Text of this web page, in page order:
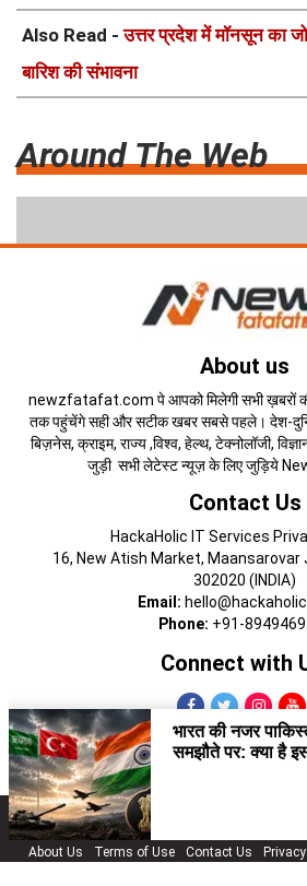
Also Read -उत्तर प्रदेश में मॉनसून का
बारिश की संभावना
Around The Web
About us
newzfatafat.com पे आपको मिलेगी सभी ख़बरों
तक पहुंचेंगे सही और सटीक खबर सबसे पहले। देश-
बिज़नेस, क्राइम, राज्य ,विश्व, हेल्थ, टेक्नोलॉजी,
जुड़ी सभी लेटेस्ट न्यूज़ के लिए जुड़िये
Contact Us
HackaHolic IT Services
16, New Atish Market, Maansarovar
302020 (INDIA)
Email:
Phone: +91-
Connect with
Copyright © 2024 HackaHolic IT
About Us
Terms of Use Contact Us